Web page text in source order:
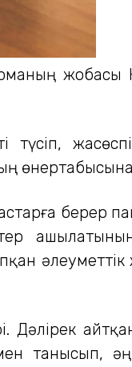
жобасы
берер
әлеуметтік
танысып,